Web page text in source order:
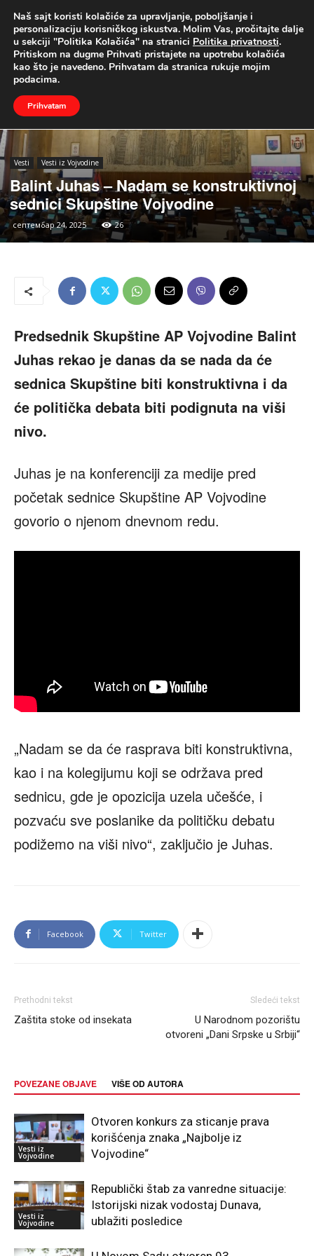
UŽIVO
Naslovna Vesti Vesti iz Vojvodine
Vesti Vesti iz Vojvodine
Balint Juhas – Nadam se konstruktivnoj
sednici Skupštine Vojvodine
септембар 24, 2025 26
Predsednik Skupštine AP Vojvodine Balint
Juhas rekao je danas da se nada da će
sednica Skupštine biti konstruktivna i da
će politička debata biti podignuta na viši
nivo.
Juhas je na konferenciji za medije pred
početak sednice Skupštine AP Vojvodine
govorio o njenom dnevnom redu.
„Nadam se da će rasprava biti konstruktivna,
kao i na kolegijumu koji se održava pred
sednicu, gde je opozicija uzela učešće, i
pozvaću sve poslanike da političku debatu
podižemo na viši nivo“, zaključio je Juhas.
Facebook Twitter
Prethodni tekst
Zaštita stoke od insekata
Sledeći tekst
U Narodnom pozorištu
otvoreni „Dani Srpske u Srbiji“
POVEZANE OBJAVE VIŠE OD AUTORA
Vesti iz
Vojvodine
Otvoren konkurs za sticanje prava
korišćenja znaka „Najbolje iz
Vojvodine“
Vesti iz
Vojvodine
Republički štab za vanredne situacije:
Istorijski nizak vodostaj Dunava,
ublažiti posledice
Naš sajt koristi kolačiće za upravljanje, poboljšanje i
personalizaciju korisničkog iskustva. Molim Vas, pročitajte dalje
u sekciji "Politika Kolačića" na stranici Politika privatnosti.
Pritiskom na dugme Prihvati pristajete na upotrebu kolačića
kao što je navedeno. Prihvatam da stranica rukuje mojim
podacima.
Prihvatam